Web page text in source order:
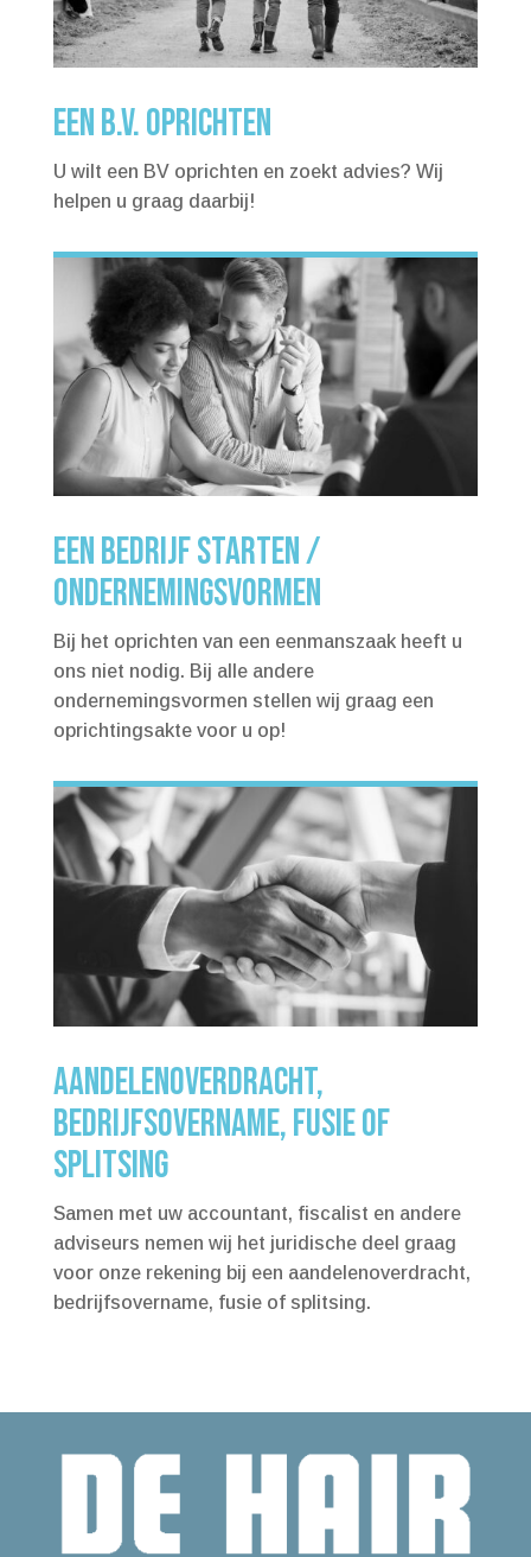
EEN B.V. OPRICHTEN
U wilt een BV oprichten en zoekt advies? Wij
helpen u graag daarbij!
EEN BEDRIJF STARTEN /
ONDERNEMINGSVORMEN
Bij het oprichten van een eenmanszaak heeft u
ons niet nodig. Bij alle andere
ondernemingsvormen stellen wij graag een
oprichtingsakte voor u op!
AANDELENOVERDRACHT,
BEDRIJFSOVERNAME, FUSIE OF
SPLITSING
Samen met uw accountant, fiscalist en andere
adviseurs nemen wij het juridische deel graag
voor onze rekening bij een aandelenoverdracht,
bedrijfsovername, fusie of splitsing.